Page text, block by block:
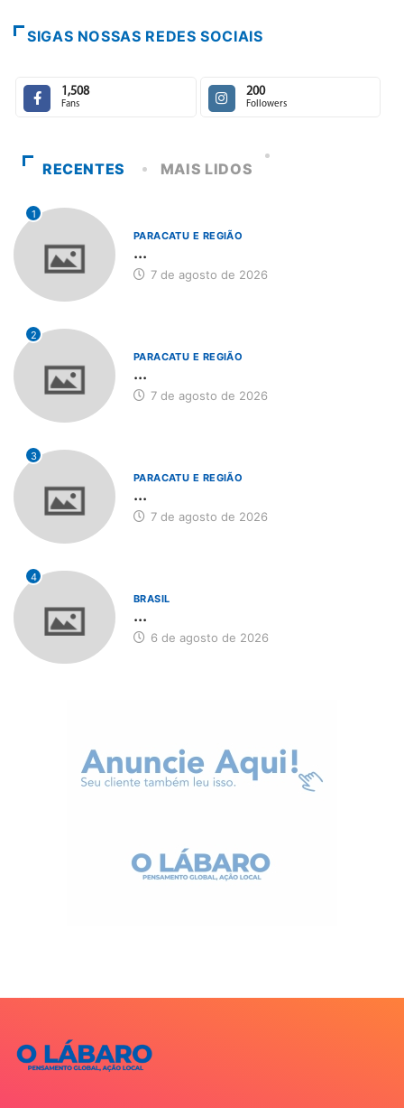
SIGAS NOSSAS REDES SOCIAIS
1,508
Fans
200
Followers
RECENTES MAIS LIDOS
1
PARACATU E REGIÃO
...
7 de agosto de 2026
2
PARACATU E REGIÃO
...
7 de agosto de 2026
3
PARACATU E REGIÃO
...
7 de agosto de 2026
4
BRASIL
...
6 de agosto de 2026